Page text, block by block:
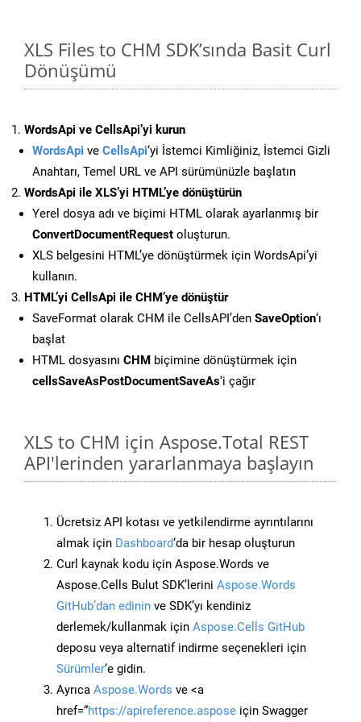
XLS Files to CHM SDK’sında Basit Curl
Dönüşümü
WordsApi ve CellsApi’yi kurun
WordsApi ve CellsApi‘yi İstemci Kimliğiniz, İstemci Gizli
Anahtarı, Temel URL ve API sürümünüzle başlatın
WordsApi ile XLS’yi HTML’ye dönüştürün
Yerel dosya adı ve biçimi HTML olarak ayarlanmış bir
ConvertDocumentRequest oluşturun.
XLS belgesini HTML’ye dönüştürmek için WordsApi’yi
kullanın.
HTML’yi CellsApi ile CHM’ye dönüştür
SaveFormat olarak CHM ile CellsAPI’den SaveOption‘ı
başlat
HTML dosyasını CHM biçimine dönüştürmek için
cellsSaveAsPostDocumentSaveAs‘i çağır
XLS to CHM için Aspose.Total REST
API'lerinden yararlanmaya başlayın
Ücretsiz API kotası ve yetkilendirme ayrıntılarını
almak için Dashboard‘da bir hesap oluşturun
Curl kaynak kodu için Aspose.Words ve
Aspose.Cells Bulut SDK’lerini Aspose.Words
GitHub’dan edinin ve SDK’yı kendiniz
derlemek/kullanmak için Aspose.Cells GitHub
deposu veya alternatif indirme seçenekleri için
Sürümler‘e gidin.
Ayrıca Aspose.Words ve <a
href=“https://apireference.aspose için Swagger